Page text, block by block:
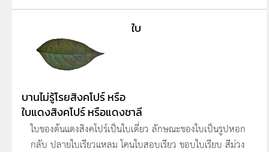
ใบ
บานไม่รู้โรยสิงคโปร์ หรือ
ใบแดงสิงคโปร์ หรือแดงชาลี
ใบของต้นแดงสิงคโปร์เป็นใบเดี่ยว ลักษณะของใบเป็นรูปหอก
กลับ ปลายใบเรียวแหลม โคนใบสอบเรียว ขอบใบเรียบ สีม่วง